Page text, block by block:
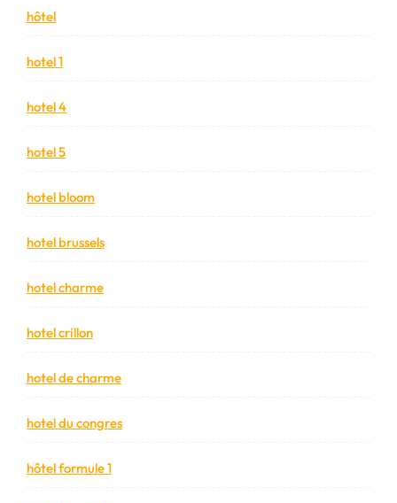
hôtel
hotel 1
hotel 4
hotel 5
hotel bloom
hotel brussels
hotel charme
hotel crillon
hotel de charme
hotel du congres
hôtel formule 1